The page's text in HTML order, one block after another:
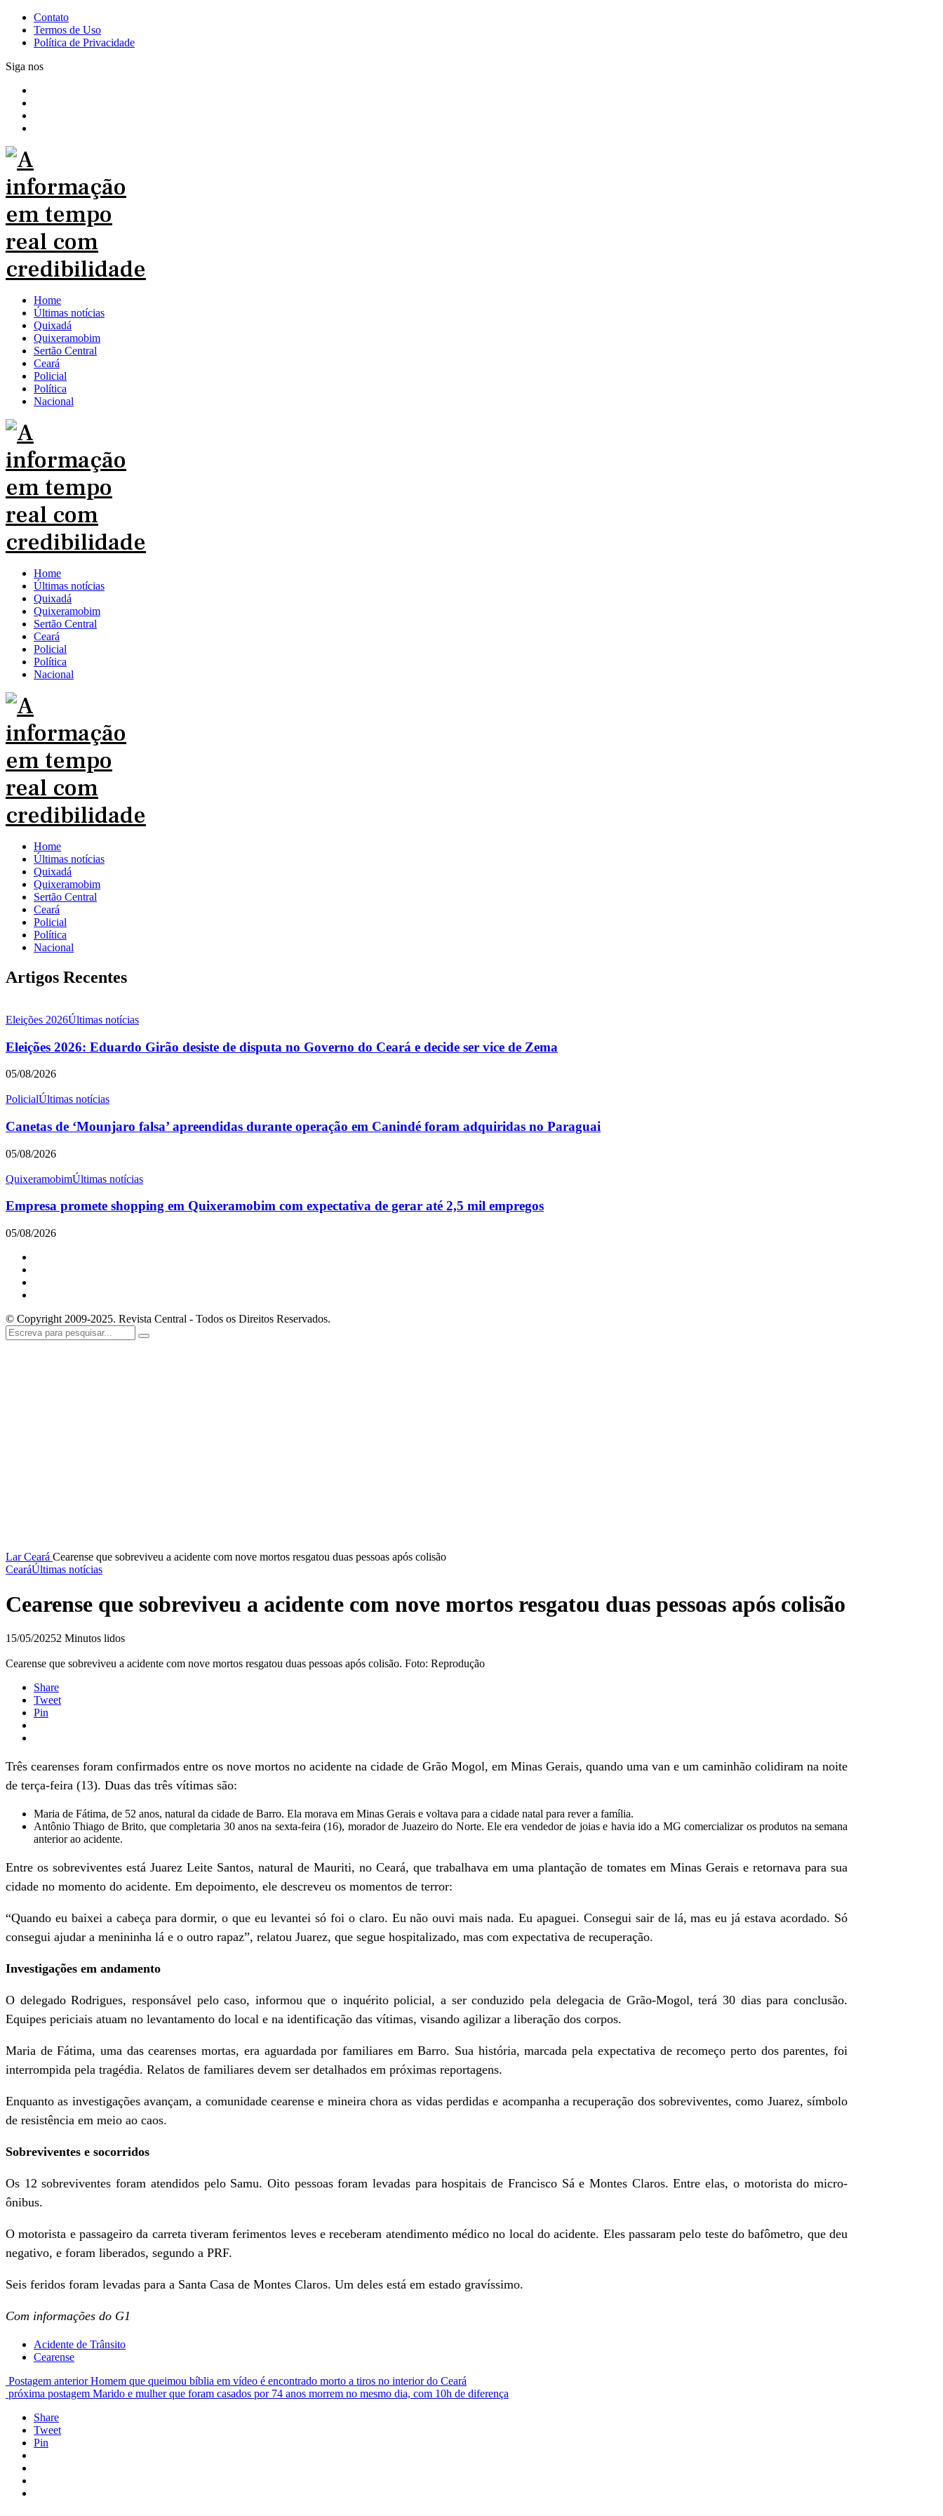
Contato
Termos de Uso
Política de Privacidade
Siga nos
Home
Últimas notícias
Quixadá
Quixeramobim
Sertão Central
Ceará
Policial
Política
Nacional
Home
Últimas notícias
Quixadá
Quixeramobim
Sertão Central
Ceará
Policial
Política
Nacional
Home
Últimas notícias
Quixadá
Quixeramobim
Sertão Central
Ceará
Policial
Política
Nacional
Artigos Recentes
Eleições 2026Últimas notícias
Eleições 2026: Eduardo Girão desiste de disputa no Governo do Ceará e decide ser vice de Zema
05/08/2026
PolicialÚltimas notícias
Canetas de ‘Mounjaro falsa’ apreendidas durante operação em Canindé foram adquiridas no Paraguai
05/08/2026
QuixeramobimÚltimas notícias
Empresa promete shopping em Quixeramobim com expectativa de gerar até 2,5 mil empregos
05/08/2026
© Copyright 2009-2025. Revista Central - Todos os Direitos Reservados.
LarCeará Cearense que sobreviveu a acidente com nove mortos resgatou duas pessoas após colisão
CearáÚltimas notícias
Cearense que sobreviveu a acidente com nove mortos resgatou duas pessoas após colisão
15/05/20252 Minutos lidos
Cearense que sobreviveu a acidente com nove mortos resgatou duas pessoas após colisão. Foto: Reprodução
Share
Tweet
Pin
Três cearenses foram confirmados entre os nove mortos no acidente na cidade de Grão Mogol, em Minas Gerais, quando uma van e um caminhão colidiram na noite
de terça-feira (13). Duas das três vítimas são:
Maria de Fátima, de 52 anos, natural da cidade de Barro. Ela morava em Minas Gerais e voltava para a cidade natal para rever a família.
Antônio Thiago de Brito, que completaria 30 anos na sexta-feira (16), morador de Juazeiro do Norte. Ele era vendedor de joias e havia ido a MG comercializar os produtos na semana
anterior ao acidente.
Entre os sobreviventes está Juarez Leite Santos, natural de Mauriti, no Ceará, que trabalhava em uma plantação de tomates em Minas Gerais e retornava para sua
cidade no momento do acidente. Em depoimento, ele descreveu os momentos de terror:
“Quando eu baixei a cabeça para dormir, o que eu levantei só foi o claro. Eu não ouvi mais nada. Eu apaguei. Consegui sair de lá, mas eu já estava acordado. Só
consegui ajudar a menininha lá e o outro rapaz”, relatou Juarez, que segue hospitalizado, mas com expectativa de recuperação.
Investigações em andamento
O delegado Rodrigues, responsável pelo caso, informou que o inquérito policial, a ser conduzido pela delegacia de Grão-Mogol, terá 30 dias para conclusão.
Equipes periciais atuam no levantamento do local e na identificação das vítimas, visando agilizar a liberação dos corpos.
Maria de Fátima, uma das cearenses mortas, era aguardada por familiares em Barro. Sua história, marcada pela expectativa de recomeço perto dos parentes, foi
interrompida pela tragédia. Relatos de familiares devem ser detalhados em próximas reportagens.
Enquanto as investigações avançam, a comunidade cearense e mineira chora as vidas perdidas e acompanha a recuperação dos sobreviventes, como Juarez, símbolo
de resistência em meio ao caos.
Sobreviventes e socorridos
Os 12 sobreviventes foram atendidos pelo Samu. Oito pessoas foram levadas para hospitais de Francisco Sá e Montes Claros. Entre elas, o motorista do micro-
ônibus.
O motorista e passageiro da carreta tiveram ferimentos leves e receberam atendimento médico no local do acidente. Eles passaram pelo teste do bafômetro, que deu
negativo, e foram liberados, segundo a PRF.
Seis feridos foram levadas para a Santa Casa de Montes Claros. Um deles está em estado gravíssimo.
Com informações do G1
Acidente de Trânsito
Cearense
Postagem anterior Homem que queimou bíblia em vídeo é encontrado morto a tiros no interior do Ceará
próxima postagem Marido e mulher que foram casados por 74 anos morrem no mesmo dia, com 10h de diferença
Share
Tweet
Pin